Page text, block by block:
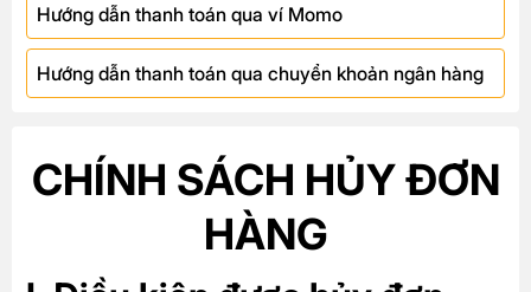
Hướng dẫn thanh toán qua ví Momo
Hướng dẫn thanh toán qua chuyển khoản ngân hàng
CHÍNH SÁCH HỦY ĐƠN
HÀNG